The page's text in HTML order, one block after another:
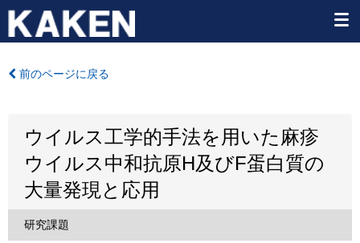
前のページに戻る
ウイルス工学的手法を用いた麻疹
ウイルス中和抗原H及びF蛋白質の
大量発現と応用
研究課題